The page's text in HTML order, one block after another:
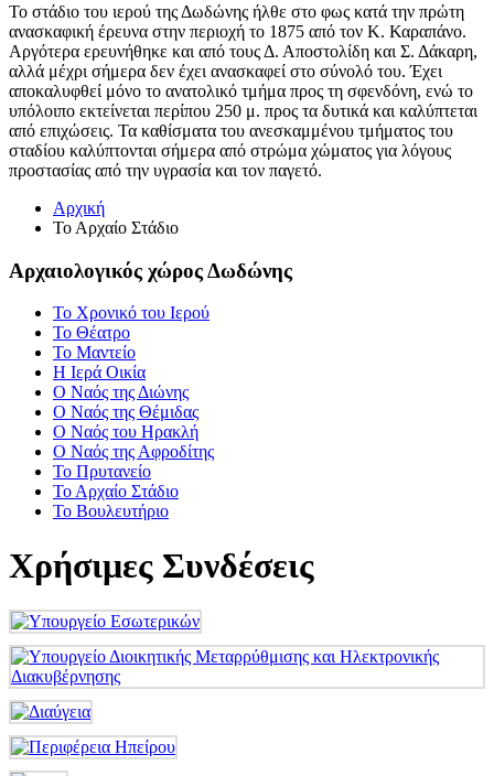
Το στάδιο του ιερού της Δωδώνης ήλθε στο φως κατά την πρώτη
ανασκαφική έρευνα στην περιοχή το 1875 από τον Κ. Καραπάνο.
Αργότερα ερευνήθηκε και από τους Δ. Αποστολίδη και Σ. Δάκαρη,
αλλά μέχρι σήμερα δεν έχει ανασκαφεί στο σύνολό του. Έχει
αποκαλυφθεί μόνο το ανατολικό τμήμα προς τη σφενδόνη, ενώ το
υπόλοιπο εκτείνεται περίπου 250 μ. προς τα δυτικά και καλύπτεται
από επιχώσεις. Τα καθίσματα του ανεσκαμμένου τμήματος του
σταδίου καλύπτονται σήμερα από στρώμα χώματος για λόγους
προστασίας από την υγρασία και τον παγετό.
Αρχική
Το Αρχαίο Στάδιο
Αρχαιολογικός χώρος Δωδώνης
Το Χρονικό του Ιερού
Το Θέατρο
Το Μαντείο
Η Ιερά Οικία
Ο Ναός της Διώνης
Ο Ναός της Θέμιδας
Ο Ναός του Ηρακλή
Ο Ναός της Αφροδίτης
Το Πρυτανείο
Το Αρχαίο Στάδιο
Το Βουλευτήριο
Χρήσιμες Συνδέσεις